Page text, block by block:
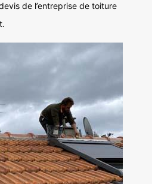
de l’entreprise de toiture